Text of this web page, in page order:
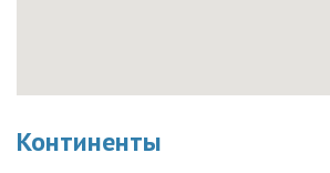
Континенты